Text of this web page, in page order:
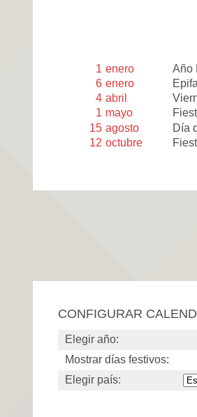
1 enero
Año
6 enero
4 abril
1 mayo
15 agosto
Día
12 octubre
CONFIGURAR
Elegir año:
Mostrar días festivos:
Elegir país: